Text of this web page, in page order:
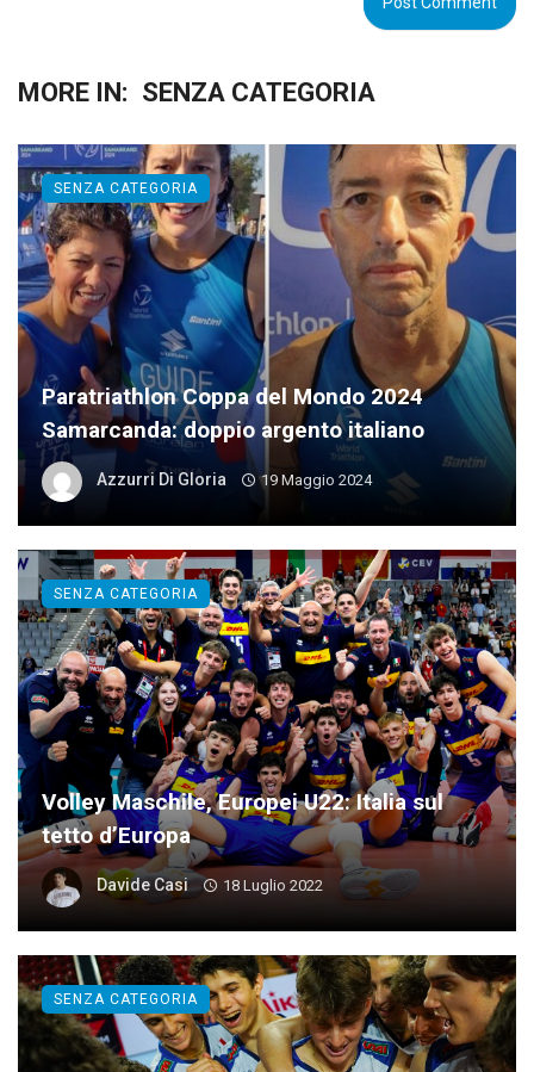
MORE IN: SENZA CATEGORIA
Paratriathlon Coppa del Mondo 2024
Samarcanda: doppio argento italiano
Azzurri Di Gloria 19 Maggio 2024
SENZA CATEGORIA
Volley Maschile, Europei U22: Italia sul
tetto d’Europa
Davide Casi 18 Luglio 2022
SENZA CATEGORIA
SENZA CATEGORIA